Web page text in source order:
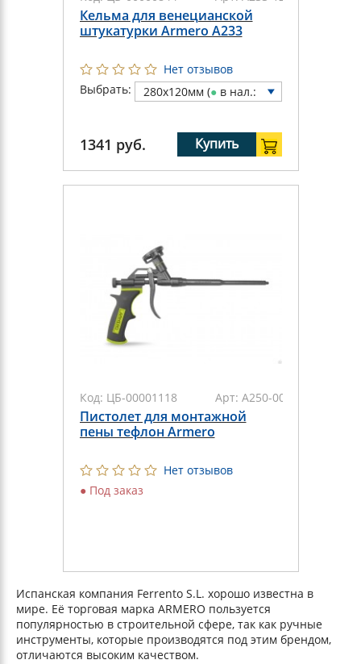
Кельма для венецианской
штукатурки Armero A233
Нет отзывов
Выбрать:
280х120мм (●в нал.:
1341 руб. Купить
Код: ЦБ-00001118 Арт: А250-002
Пистолет для монтажной
пены тефлон Armero
Нет отзывов
● Под заказ
Испанская компания Ferrento S.L. хорошо известна в
мире. Её торговая марка ARMERO пользуется
популярностью в строительной сфере, так как ручные
инструменты, которые производятся под этим брендом,
отличаются высоким качеством.